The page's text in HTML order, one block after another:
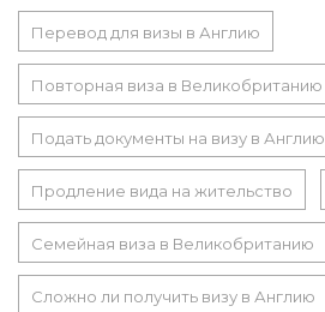
Перевод для визы в Англию
Повторная виза в Великобританию
Подать документы на визу в Англию
Продление вида на жительство
Семейная виза в Великобританию
Сложно ли получить визу в Англию